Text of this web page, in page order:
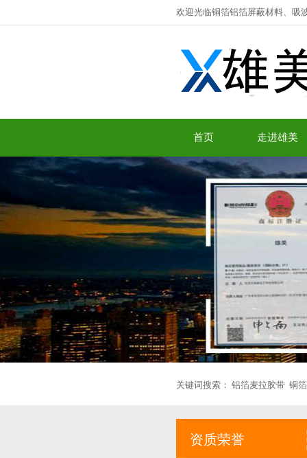
欢迎光临铜箔铝箔屏蔽材料、吸
首页 走进雄美
关键词搜索： 铝箔麦拉胶带 铜
资质荣誉